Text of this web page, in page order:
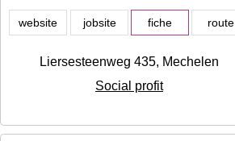
website jobsite fiche route
Liersesteenweg 435, Mechelen
Social profit